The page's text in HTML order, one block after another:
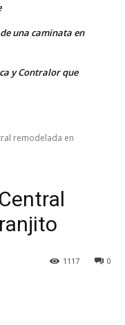
una caminata en
y Contralor que